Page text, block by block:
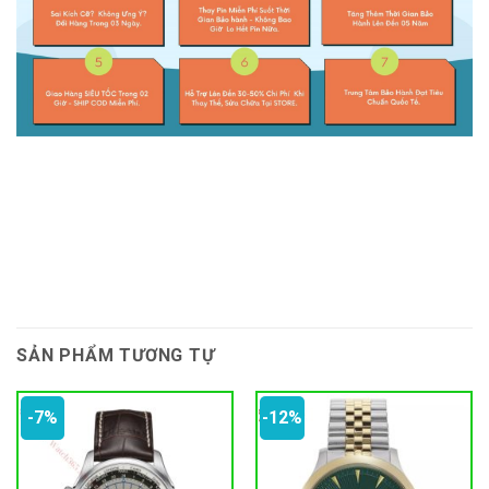
SẢN PHẨM TƯƠNG TỰ
-7% -12%